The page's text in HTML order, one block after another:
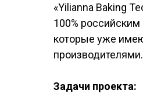
«Yilianna Baking
100%
которые уже
производителями.
Задачи проекта: